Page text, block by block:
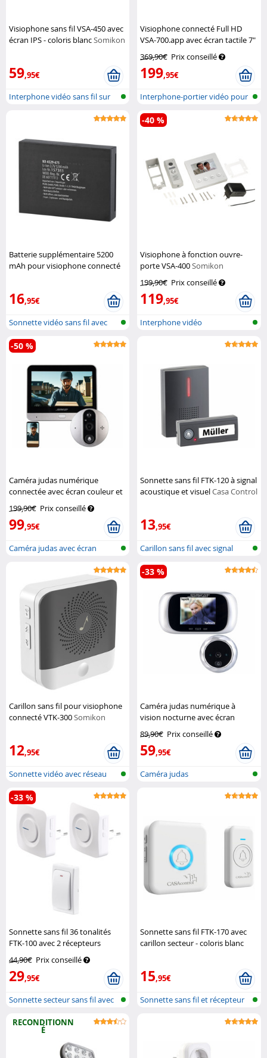
Visiophone sans fil VSA-450 avec
écran IPS - coloris blancSomikon
59,95€
Interphone vidéo sans fil sur
Visiophone connecté Full HD
VSA-700.app avec écran tactile 7"
369,90€ Prix conseillé
199,95€
Interphone-portier vidéo pour
résea...
Batterie supplémentaire 5200
mAh pour visiophone connecté
16,95€
Sonnette vidéo sans fil avec
détect...
Visiophone à fonction ouvre-
porte VSA-400Somikon
199,90€ Prix conseillé
119,95€
-40 %
Interphone vidéo
Caméra judas numérique
connectée avec écran couleur et
Somikon
199,90€ Prix conseillé
99,95€
-50 %
Caméra judas avec écran
Sonnette sans fil FTK-120 à signal
acoustique et visuelCasa Control
13,95€
Carillon sans fil avec signal
sonor...
Carillon sans fil pour visiophone
connecté VTK-300Somikon
12,95€
Sonnette vidéo avec réseau
sans fil...
Caméra judas numérique à
vision nocturne avec écran
89,90€ Prix conseillé
59,95€
-33 %
Caméra judas
Sonnette sans fil 36 tonalités
FTK-100 avec 2 récepteurs
Casa Control
44,90€ Prix conseillé
29,95€
-33 %
Sonnette secteur sans fil avec
Sonnette sans fil FTK-170 avec
carillon secteur - coloris blanc
15,95€
Sonnette sans fil et récepteur
RECONDITIONN
É